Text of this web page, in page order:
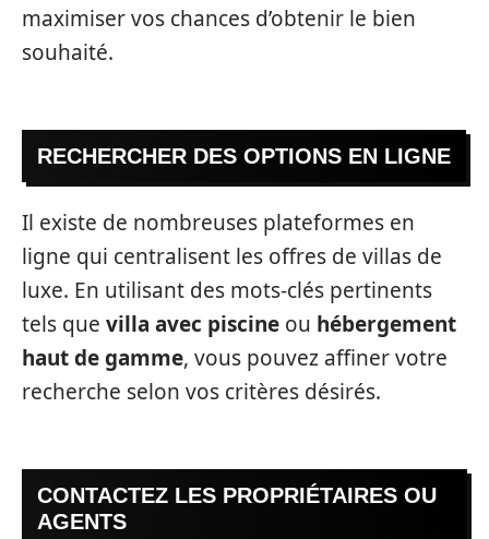
maximiser vos chances d’obtenir le bien
souhaité.
RECHERCHER DES OPTIONS EN LIGNE
Il existe de nombreuses plateformes en
ligne qui centralisent les offres de villas de
luxe. En utilisant des mots-clés pertinents
tels que villa avec piscine ou hébergement
haut de gamme, vous pouvez affiner votre
recherche selon vos critères désirés.
CONTACTEZ LES PROPRIÉTAIRES OU
AGENTS